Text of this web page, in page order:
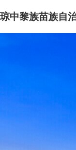
琼中黎族苗族自